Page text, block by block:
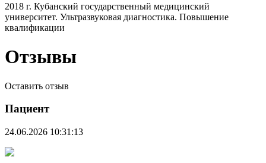
2018 г. Кубанский государственный медицинский
университет. Ультразвуковая диагностика. Повышение
квалификации
Отзывы
Оставить отзыв
Пациент
24.06.2026 10:31:13